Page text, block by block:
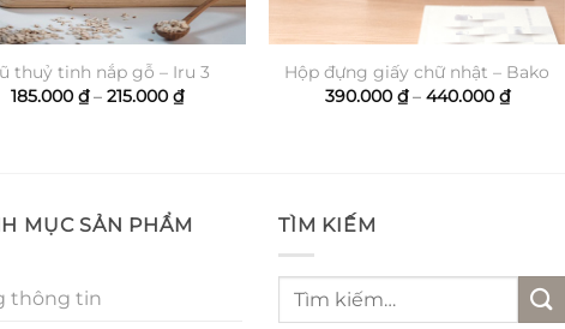
thuỷ tinh nắp gỗ – Iru 3
185.000₫ – 215.000₫Khoảng
giá:
Hộp đựng giấy chữ nhật – Bako
390.000₫ – 440.000₫Khoảng
giá:
MỤC SẢN PHẨM
thông tin
TÌM KIẾM
Tìm